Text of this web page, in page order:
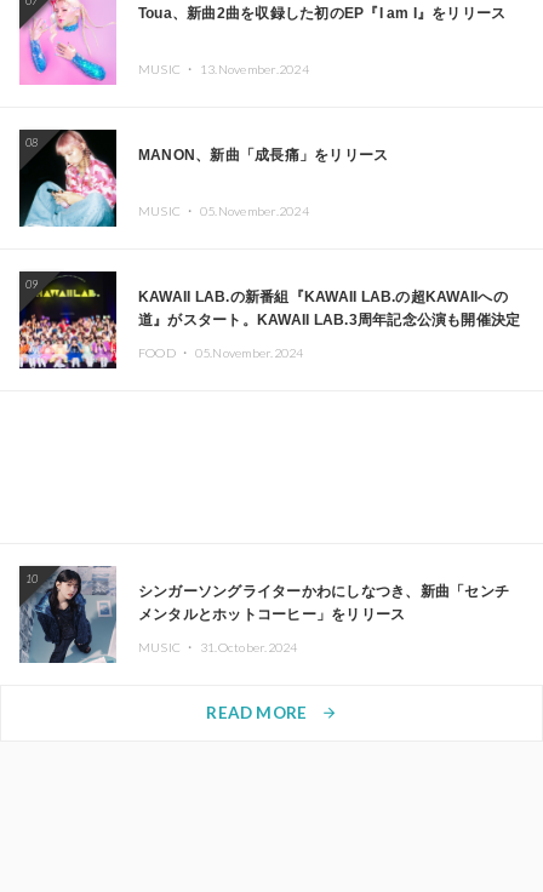
Toua、新曲2曲を収録した初のEP『I am I』をリリース
MUSIC ・ 13.November.2024
08
MANON、新曲「成長痛」をリリース
MUSIC ・ 05.November.2024
09
KAWAII LAB.の新番組『KAWAII LAB.の超KAWAIIへの
道』がスタート。KAWAII LAB.3周年記念公演も開催決定
FOOD ・ 05.November.2024
10
シンガーソングライターかわにしなつき、新曲「センチ
メンタルとホットコーヒー」をリリース
MUSIC ・ 31.October.2024
READ MORE arrow_forward